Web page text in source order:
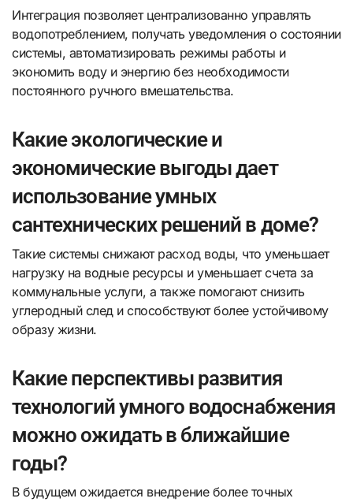
Интеграция позволяет централизованно управлять
водопотреблением, получать уведомления о состоянии
системы, автоматизировать режимы работы и
экономить воду и энергию без необходимости
постоянного ручного вмешательства.
Какие экологические и
экономические выгоды дает
использование умных
сантехнических решений в доме?
Такие системы снижают расход воды, что уменьшает
нагрузку на водные ресурсы и уменьшает счета за
коммунальные услуги, а также помогают снизить
углеродный след и способствуют более устойчивому
образу жизни.
Какие перспективы развития
технологий умного водоснабжения
можно ожидать в ближайшие
годы?
В будущем ожидается внедрение более точных